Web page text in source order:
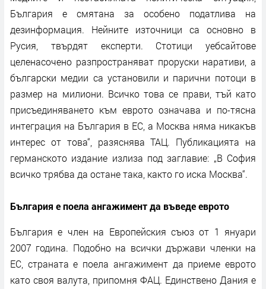
България е смятана за особено податлива на
дезинформация. Нейните източници са основно в
Русия, твърдят експерти. Стотици уебсайтове
целенасочено разпространяват проруски наративи, а
български медии са установили и парични потоци в
размер на милиони. Всичко това се прави, тъй като
присъединяването към еврото означава и по-тясна
интеграция на България в ЕС, а Москва няма никакъв
интерес от това“, разяснява ТАЦ. Публикацията на
германското издание излиза под заглавие: „В София
всичко трябва да остане така, както го иска Москва“.
България е поела ангажимент да въведе еврото
България е член на Европейския съюз от 1 януари
2007 година. Подобно на всички държави членки на
ЕС, страната е поела ангажимент да приеме еврото
като своя валута, припомня ФАЦ. Единствено Дания е